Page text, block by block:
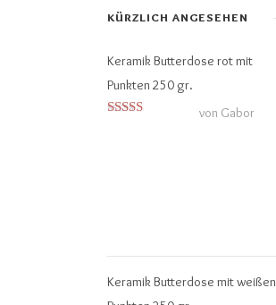
KÜRZLICH ANGESEHEN
Keramik Butterdose rot mit
Punkten 250 gr.
von Gabor
Keramik Butterdose mit weißen